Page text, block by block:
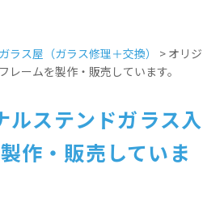
ガラス屋（ガラス修理＋交換） > オリジ
レームを製作・販売しています。
ルステンドガラス入
作・販売していま